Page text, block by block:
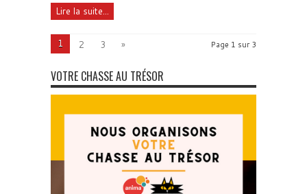
Lire la suite...
Page 1 sur 3
1 2 3 »
VOTRE CHASSE AU TRÉSOR